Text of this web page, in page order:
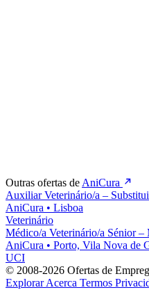
Outras ofertas de AniCura
Auxiliar Veterinário/a –
AniCura • Lisboa
Veterinário
Médico/a Veterinário/a Sénior –
AniCura • Porto, Vila Nova de
UCI
© 2008-2026 Ofertas de
ExplorarAcerca Termos